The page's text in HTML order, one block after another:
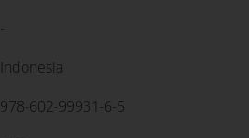
-
Indonesia
978-602-99931-6-5